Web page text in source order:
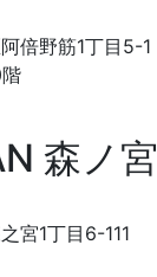
倍野筋1丁目5-1
森ノ宮
宮1丁目6-111